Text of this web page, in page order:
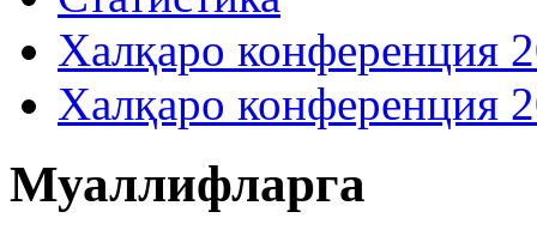
Халқаро конференция
Халқаро конференция
Муаллифларга